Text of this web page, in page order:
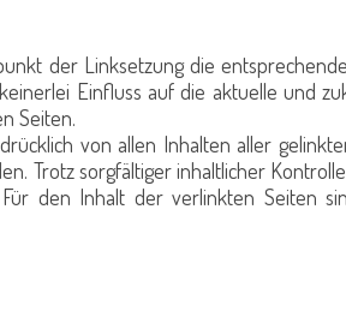
der Linksetzung die
Einfluss auf die aktuelle und
Seiten.
von allen Inhalten aller
Trotz sorgfältiger inhaltlicher
den Inhalt der verlinkten Seiten